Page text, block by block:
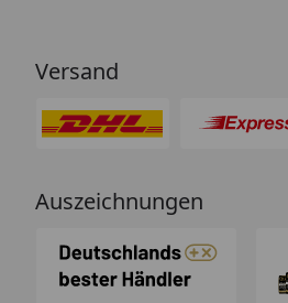
Versand
Auszeichnungen